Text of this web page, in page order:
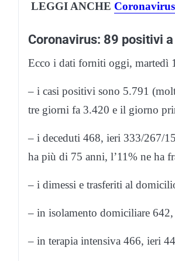
LEGGI ANCHE
Coronavirus: 89 positivi
Ecco i dati forniti oggi, martedì
– i casi positivi sono 5.791
tre giorni fa 3.420 e il giorno
– i deceduti 468, ieri 333/267/
ha più di 75 anni, l’11% ne ha
– i dimessi e trasferiti al
– in isolamento domiciliare
– in terapia intensiva 466, ieri